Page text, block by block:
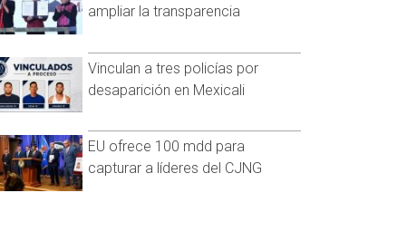
ampliar la transparencia
Vinculan a tres policías por
desaparición en Mexicali
EU ofrece 100 mdd para
capturar a líderes del CJNG